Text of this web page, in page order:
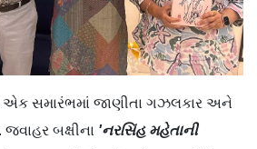
એક સમારંભમાં જાણીતા ગઝલકાર અને
બક્ષીના 'નરસિંહ મહેતાની